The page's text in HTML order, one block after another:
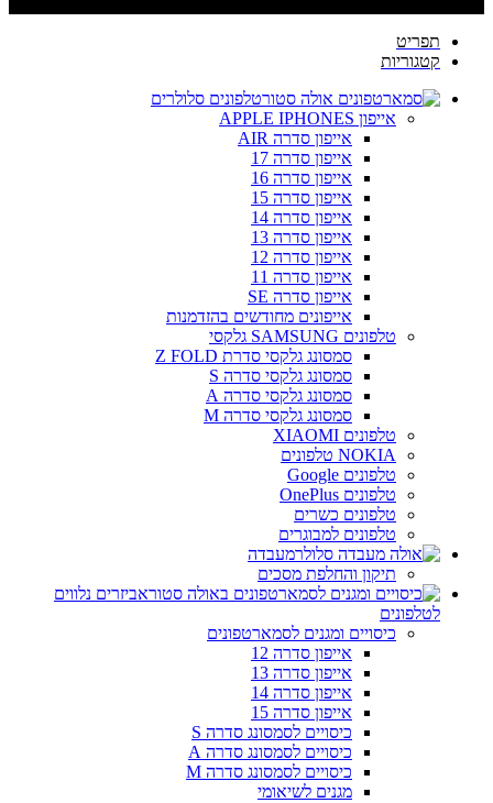
תפריט
קטגוריות
טלפונים סלולרים
אייפון APPLE IPHONES
אייפון סדרה AIR
אייפון סדרה 17
אייפון סדרה 16
אייפון סדרה 15
אייפון סדרה 14
אייפון סדרה 13
אייפון סדרה 12
אייפון סדרה 11
אייפון סדרה SE
אייפונים מחודשים בהזדמנות
טלפונים SAMSUNG גלקסי
סמסונג גלקסי סדרת Z FOLD
סמסונג גלקסי סדרה S
סמסונג גלקסי סדרה A
סמסונג גלקסי סדרה M
טלפונים XIAOMI
NOKIA טלפונים
טלפונים Google
טלפונים OnePlus
טלפונים כשרים
טלפונים למבוגרים
מעבדה
תיקון והחלפת מסכים
אביזרים נלווים
לטלפונים
כיסויים ומגנים לסמארטפונים
אייפון סדרה 12
אייפון סדרה 13
אייפון סדרה 14
אייפון סדרה 15
כיסויים לסמסונג סדרה S
כיסויים לסמסונג סדרה A
כיסויים לסמסונג סדרה M
מגנים לשיאומי